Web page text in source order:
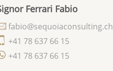
Ferrari Fabio
+41 78 637 66 15
+41 78 637 66 15
fabio@sequoiaconsulting.ch